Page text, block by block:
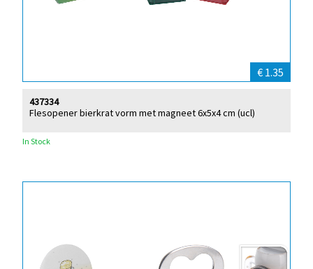
€ 1.35
Flesopener bierkrat vorm met magneet 6x5x4 cm (ucl)
437334
In Stock